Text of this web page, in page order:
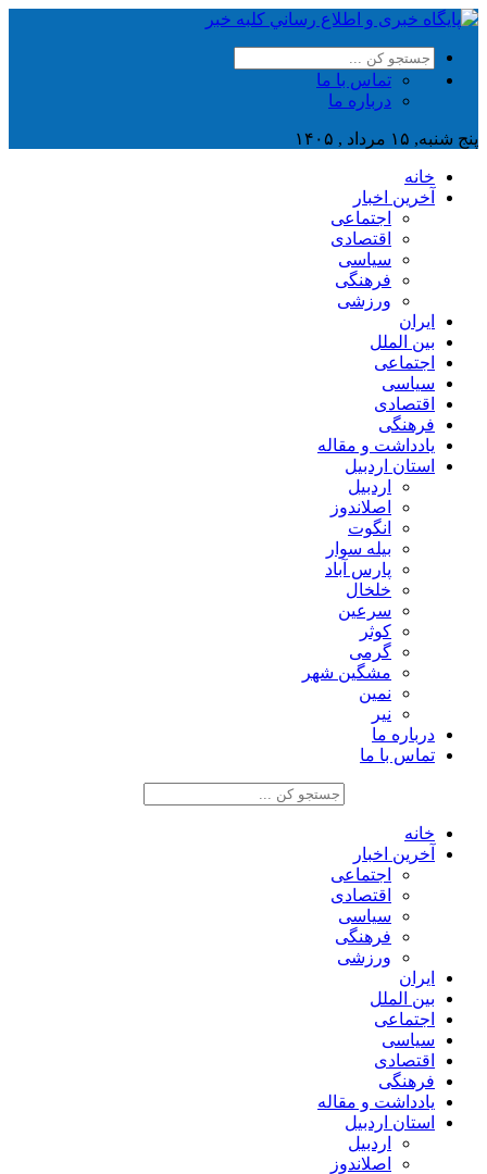
تماس با ما
درباره ما
پنج شنبه, ۱۵ مرداد , ۱۴۰۵
خانه
آخرین اخبار
اجتماعی
اقتصادی
سیاسی
فرهنگی
ورزشی
ایران
بین الملل
اجتماعی
سیاسی
اقتصادی
فرهنگی
یادداشت و مقاله
استان اردبیل
اردبیل
اصلاندوز
انگوت
بیله سوار
پارس آباد
خلخال
سرعین
کوثر
گرمی
مشگین شهر
نمین
نیر
درباره ما
تماس با ما
خانه
آخرین اخبار
اجتماعی
اقتصادی
سیاسی
فرهنگی
ورزشی
ایران
بین الملل
اجتماعی
سیاسی
اقتصادی
فرهنگی
یادداشت و مقاله
استان اردبیل
اردبیل
اصلاندوز